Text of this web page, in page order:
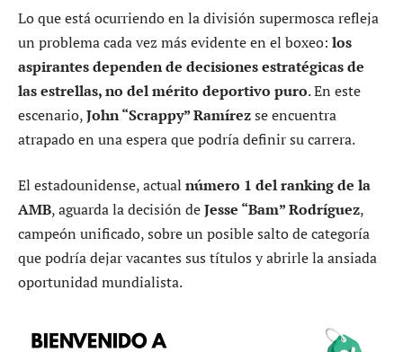
Lo que está ocurriendo en la división supermosca refleja
un problema cada vez más evidente en el boxeo: los
aspirantes dependen de decisiones estratégicas de
las estrellas, no del mérito deportivo puro. En este
escenario,John “Scrappy” Ramírezse encuentra
atrapado en una espera que podría definir su carrera.
El estadounidense, actual número 1 del ranking de la
AMB, aguarda la decisión deJesse “Bam” Rodríguez,
campeón unificado, sobre un posible salto de categoría
que podría dejar vacantes sus títulos y abrirle la ansiada
oportunidad mundialista.